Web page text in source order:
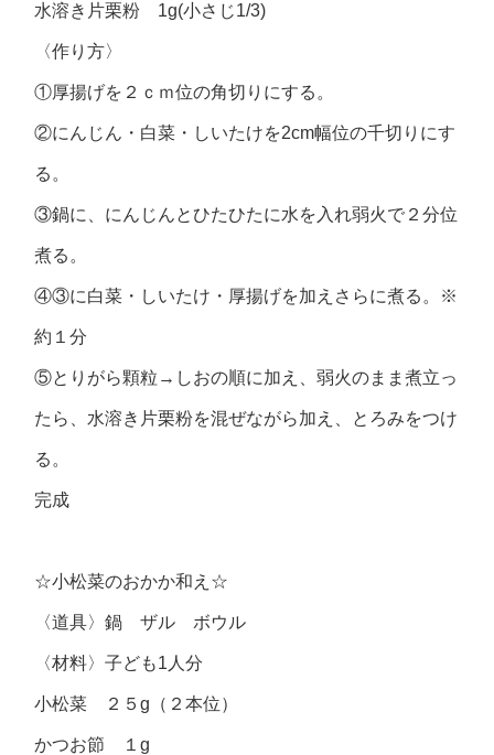
水溶き片栗粉 1g(小さじ1/3)
〈作り方〉
①厚揚げを２ｃｍ位の角切りにする。
②にんじん・白菜・しいたけを2cm幅位の千切りにす
る。
③鍋に、にんじんとひたひたに水を入れ弱火で２分位
煮る。
④③に白菜・しいたけ・厚揚げを加えさらに煮る。※
約１分
⑤とりがら顆粒→しおの順に加え、弱火のまま煮立っ
たら、水溶き片栗粉を混ぜながら加え、とろみをつけ
る。
完成
☆小松菜のおかか和え☆
〈道具〉鍋 ザル ボウル
〈材料〉子ども1人分
小松菜 ２５g（２本位）
かつお節 １g